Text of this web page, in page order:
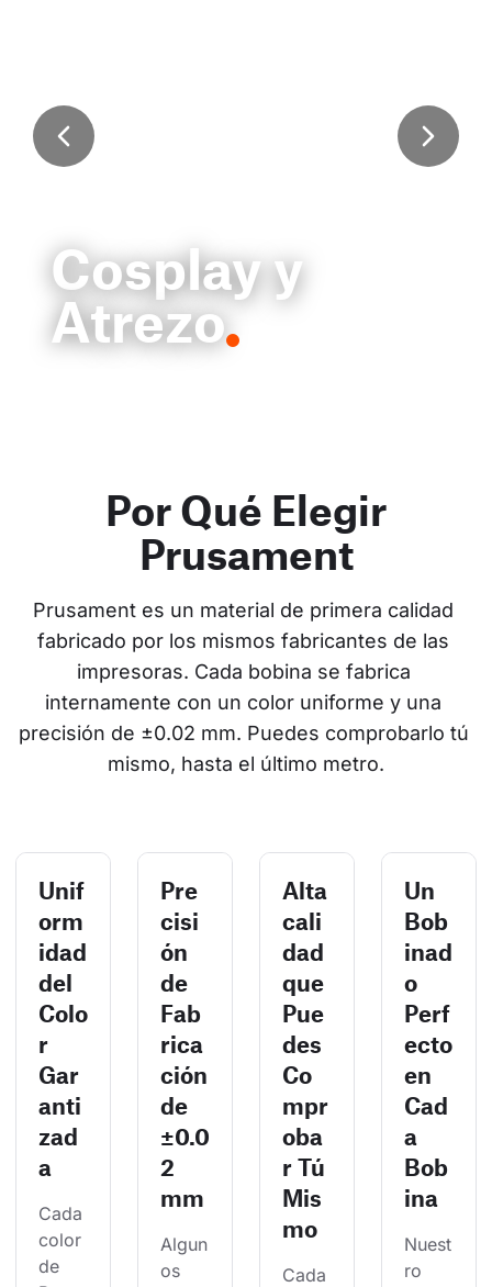
Cosplay y
Atrezo
Por Qué Elegir
Prusament
Prusament es un material de primera calidad
fabricado por los mismos fabricantes de las
impresoras. Cada bobina se fabrica
internamente con un color uniforme y una
precisión de ±0.02 mm. Puedes comprobarlo tú
mismo, hasta el último metro.
Unif
orm
idad
del
Colo
r
Gar
anti
zad
a
Cada
color
de
Pre
cisi
ón
de
Fab
rica
ción
de
±0.0
2
mm
Algun
os
Alta
cali
dad
que
Pue
des
Co
mpr
oba
r Tú
Mis
mo
Cada
Un
Bob
inad
o
Perf
ecto
en
Cad
a
Bob
ina
Nuest
ro